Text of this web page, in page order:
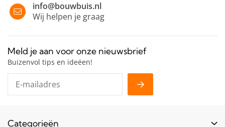
info@bouwbuis.nl
Wij helpen je graag
Meld je aan voor onze nieuwsbrief
Buizenvol tips en ideëen!
Categorieën